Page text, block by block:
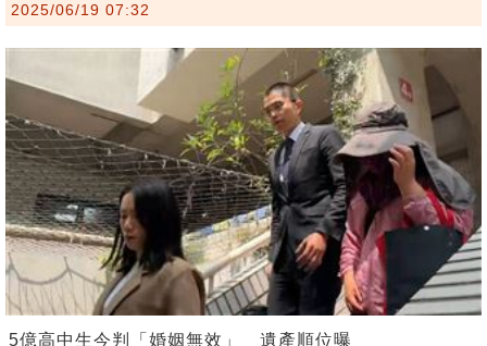
2025/06/19 07:32
5億高中生今判「婚姻無效」 遺產順位曝